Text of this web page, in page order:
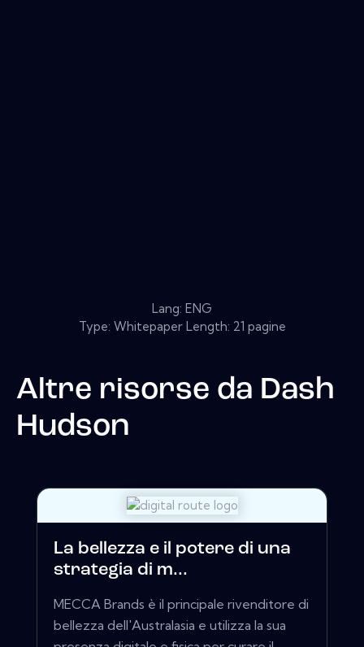
Lang: ENG
Type: Whitepaper Length: 21 pagine
Altre risorse da Dash
Hudson
La bellezza e il potere di una
strategia di m...
MECCA Brands è il principale rivenditore di
bellezza dell'Australasia e utilizza la sua